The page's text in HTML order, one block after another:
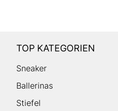
TOP KATEGORIEN
Sneaker
Ballerinas
Stiefel